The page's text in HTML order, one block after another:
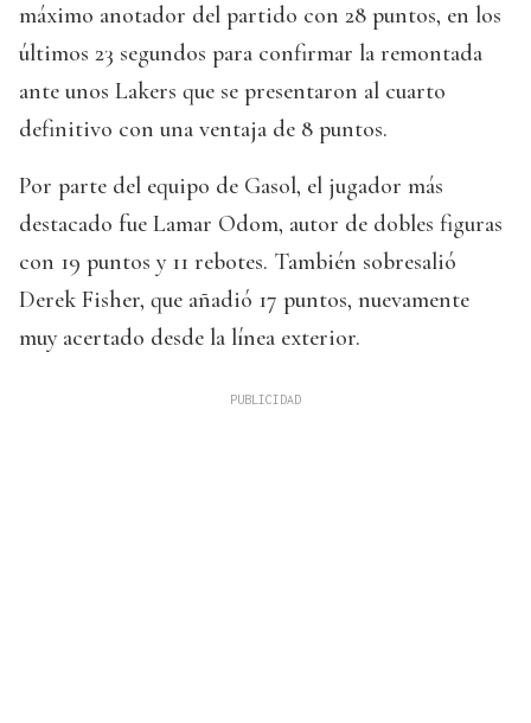
máximo anotador del partido con 28 puntos, en los
últimos 23 segundos para confirmar la remontada
ante unos Lakers que se presentaron al cuarto
definitivo con una ventaja de 8 puntos.
Por parte del equipo de Gasol, el jugador más
destacado fue Lamar Odom, autor de dobles figuras
con 19 puntos y 11 rebotes. También sobresalió
Derek Fisher, que añadió 17 puntos, nuevamente
muy acertado desde la línea exterior.